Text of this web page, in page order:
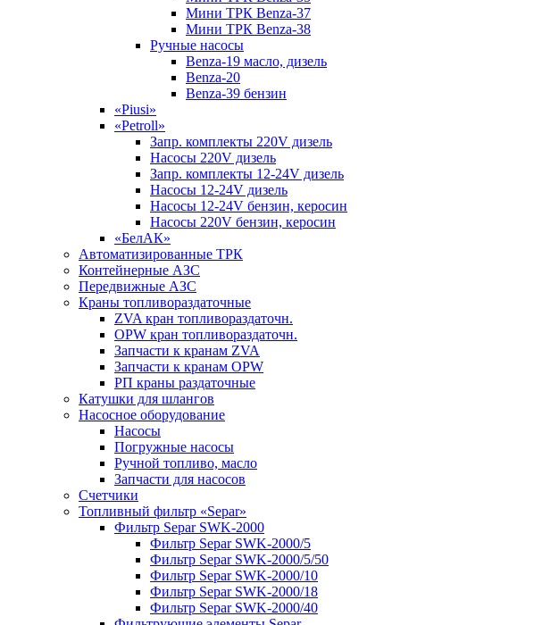
Мини ТРК Benza-37
Мини ТРК Benza-38
Ручные насосы
Benza-19 масло, дизель
Benza-20
Benza-39 бензин
«Piusi»
«Petroll»
Запр. комплекты 220V дизель
Насосы 220V дизель
Запр. комплекты 12-24V дизель
Насосы 12-24V дизель
Насосы 12-24V бензин, керосин
Насосы 220V бензин, керосин
«БелАК»
Автоматизированные ТРК
Контейнерные АЗС
Передвижные АЗС
Краны топливораздаточные
ZVA кран топливораздаточн.
OPW кран топливораздаточн.
Запчасти к кранам ZVA
Запчасти к кранам OPW
РП краны раздаточные
Катушки для шлангов
Насосное оборудование
Насосы
Погружные насосы
Ручной топливо, масло
Запчасти для насосов
Счетчики
Топливный фильтр «Separ»
Фильтр Separ SWK-2000
Фильтр Separ SWK-2000/5
Фильтр Separ SWK-2000/5/50
Фильтр Separ SWK-2000/10
Фильтр Separ SWK-2000/18
Фильтр Separ SWK-2000/40